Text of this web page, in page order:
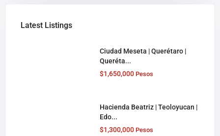
Latest Listings
Ciudad Meseta | Querétaro |
Queréta...
$1,650,000 Pesos
Hacienda Beatriz | Teoloyucan |
Edo...
$1,300,000 Pesos